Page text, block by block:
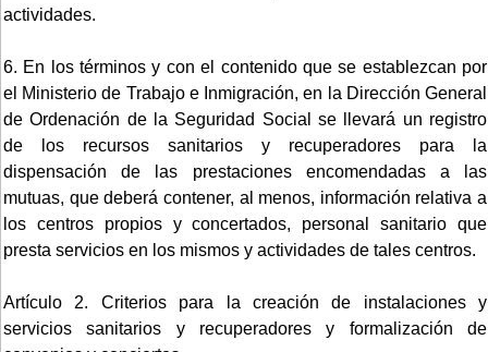
actividades.
6. En los términos y con el contenido que se establezcan por
el Ministerio de Trabajo e Inmigración, en la Dirección General
de Ordenación de la Seguridad Social se llevará un registro
de los recursos sanitarios y recuperadores para la
dispensación de las prestaciones encomendadas a las
mutuas, que deberá contener, al menos, información relativa a
los centros propios y concertados, personal sanitario que
presta servicios en los mismos y actividades de tales centros.
Artículo 2. Criterios para la creación de instalaciones y
servicios sanitarios y recuperadores y formalización de